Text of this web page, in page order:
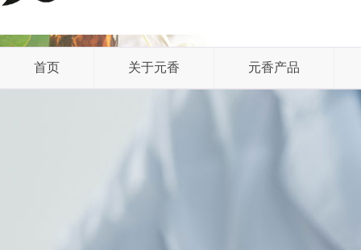
首页 关于元香 元香产品